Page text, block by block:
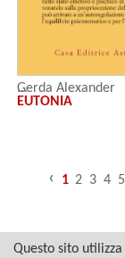
Gerda Alexander
EUTONIA
‹ 1 2 3 4 5
Questo sito utilizza